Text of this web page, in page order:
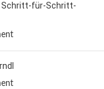
Schritt-für-Schritt-